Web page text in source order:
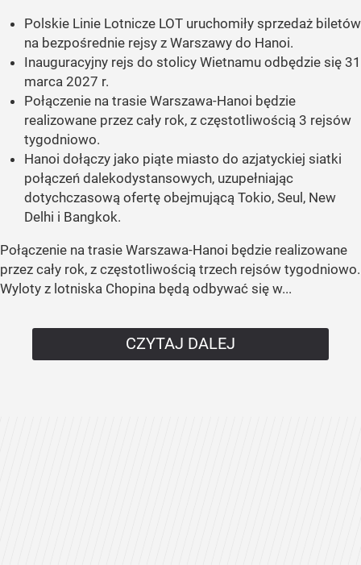
Polskie Linie Lotnicze LOT uruchomiły sprzedaż biletów
na bezpośrednie rejsy z Warszawy do Hanoi.
Inauguracyjny rejs do stolicy Wietnamu odbędzie się 31
marca 2027 r.
Połączenie na trasie Warszawa-Hanoi będzie
realizowane przez cały rok, z częstotliwością 3 rejsów
tygodniowo.
Hanoi dołączy jako piąte miasto do azjatyckiej siatki
połączeń dalekodystansowych, uzupełniając
dotychczasową ofertę obejmującą Tokio, Seul, New
Delhi i Bangkok.
Połączenie na trasie Warszawa-Hanoi będzie realizowane
przez cały rok, z częstotliwością trzech rejsów tygodniowo.
Wyloty z lotniska Chopina będą odbywać się w...
CZYTAJ DALEJ